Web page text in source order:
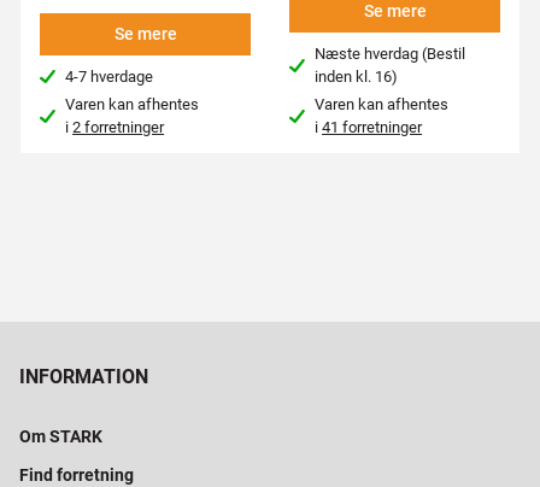
Se mere
4-7 hverdage
Varen kan afhentes
i2 forretninger
Se mere
Næste hverdag (Bestil
inden kl. 16)
Varen kan afhentes
i41 forretninger
INFORMATION
Om STARK
Find forretning